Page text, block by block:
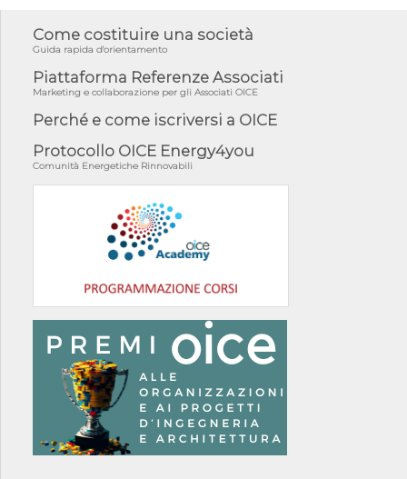
Come costituire una società
Guida rapida d'orientamento
Piattaforma Referenze Associati
Marketing e collaborazione per gli Associati OICE
Perché e come iscriversi a OICE
Protocollo OICE Energy4you
Comunità Energetiche Rinnovabili